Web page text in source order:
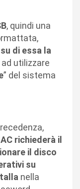
, quindi una
di essa la
utilizzare
” del sistema
richiederà il
il disco
su
nella